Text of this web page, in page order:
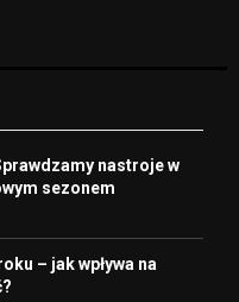
nastroje w
sezonem
– jak wpływa na